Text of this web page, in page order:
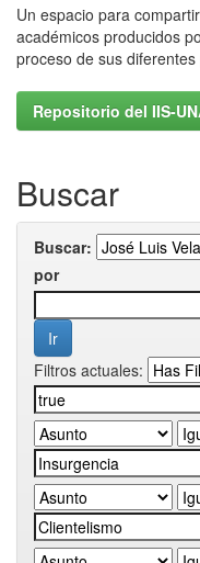
Un espacio para
académicos producidos
proceso de sus
Repositorio del IIS-
Buscar
Buscar:
por
Filtros actuales: